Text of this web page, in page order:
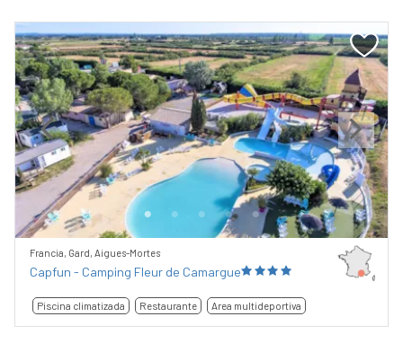
Previous Next
Francia, Gard, Aigues-Mortes
Capfun - Camping Fleur de Camargue
Piscina climatizada Restaurante Area multideportiva